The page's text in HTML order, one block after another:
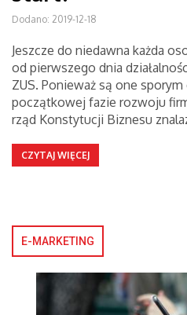
Dodano: 2019-12-18
Jeszcze do niedawna każda
od pierwszego dnia
ZUS. Ponieważ są one
początkowej fazie rozwoju
rząd Konstytucji Biznesu
CZYTAJ WIĘCEJ
E-MARKETING